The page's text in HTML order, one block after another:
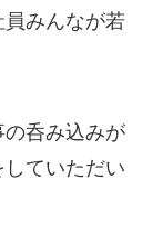
みんなが若
呑み込みが
ていただい